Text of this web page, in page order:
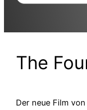
The
Der neue Film